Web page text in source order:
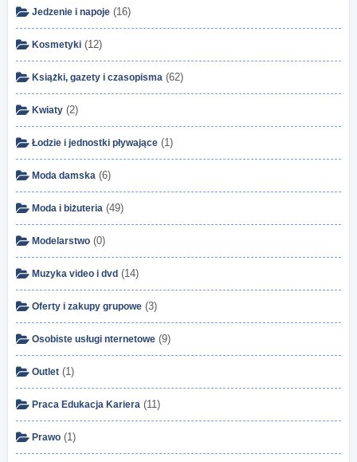
Jedzenie i napoje (16)
Kosmetyki (12)
Książki, gazety i czasopisma (62)
Kwiaty (2)
Łodzie i jednostki pływające (1)
Moda damska (6)
Moda i biżuteria (49)
Modelarstwo (0)
Muzyka video i dvd (14)
Oferty i zakupy grupowe (3)
Osobiste usługi nternetowe (9)
Outlet (1)
Praca Edukacja Kariera (11)
Prawo (1)